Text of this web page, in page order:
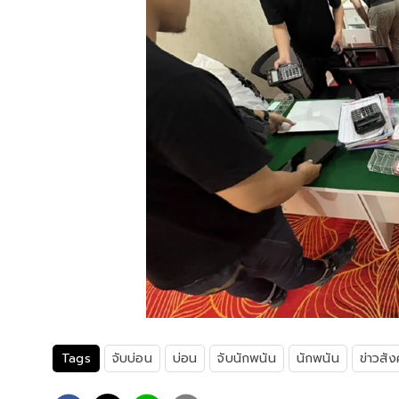
Tags จับบ่อน บ่อน จับนักพนัน นักพนัน ข่าวสั